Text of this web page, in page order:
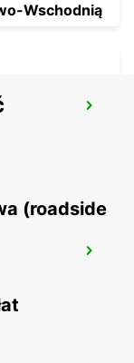
Wschodnią
(roadside